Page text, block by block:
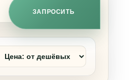
ЗАПРОСИТЬ